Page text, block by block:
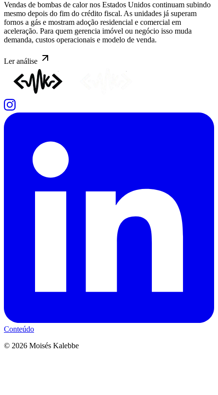
Vendas de bombas de calor nos Estados Unidos continuam subindo
mesmo depois do fim do crédito fiscal. As unidades já superam
fornos a gás e mostram adoção residencial e comercial em
aceleração. Para quem gerencia imóvel ou negócio isso muda
demanda, custos operacionais e modelo de venda.
Leranálise
Conteúdo
© 2026 Moisés Kalebbe